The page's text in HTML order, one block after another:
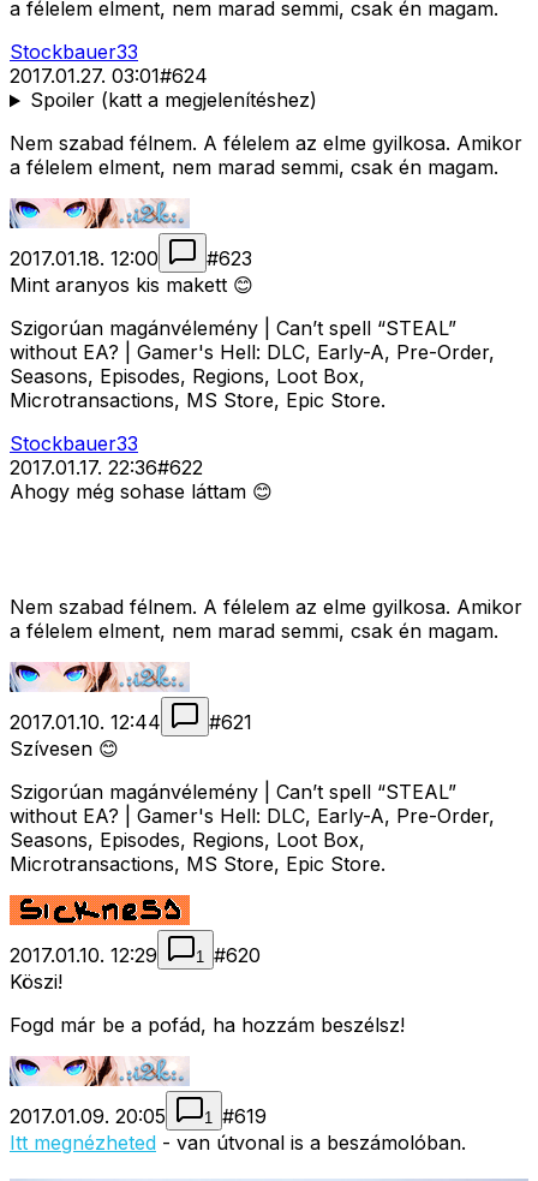
a félelem elment, nem marad semmi, csak én magam.
Stockbauer33
2017.01.27. 03:01#624
Spoiler (katt a megjelenítéshez)
Nem szabad félnem. A félelem az elme gyilkosa. Amikor
a félelem elment, nem marad semmi, csak én magam.
2017.01.18. 12:00 #623
Mint aranyos kis makett 😊
Szigorúan magánvélemény | Can’t spell “STEAL”
without EA? | Gamer's Hell: DLC, Early-A, Pre-Order,
Seasons, Episodes, Regions, Loot Box,
Microtransactions, MS Store, Epic Store.
Stockbauer33
2017.01.17. 22:36#622
Ahogy még sohase láttam 😊
Nem szabad félnem. A félelem az elme gyilkosa. Amikor
a félelem elment, nem marad semmi, csak én magam.
2017.01.10. 12:44 #621
Szívesen 😊
Szigorúan magánvélemény | Can’t spell “STEAL”
without EA? | Gamer's Hell: DLC, Early-A, Pre-Order,
Seasons, Episodes, Regions, Loot Box,
Microtransactions, MS Store, Epic Store.
2017.01.10. 12:29 1 #620
Köszi!
Fogd már be a pofád, ha hozzám beszélsz!
2017.01.09. 20:05 1 #619
Itt megnézheted - van útvonal is a beszámolóban.